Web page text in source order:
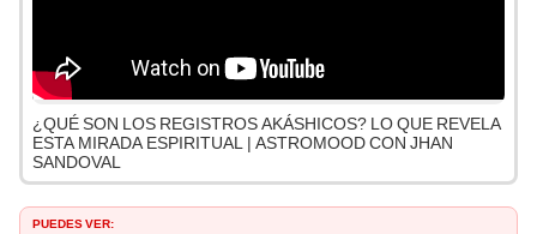
¿QUÉ SON LOS REGISTROS AKÁSHICOS? LO QUE REVELA
ESTA MIRADA ESPIRITUAL | ASTROMOOD CON JHAN
SANDOVAL
PUEDES VER: